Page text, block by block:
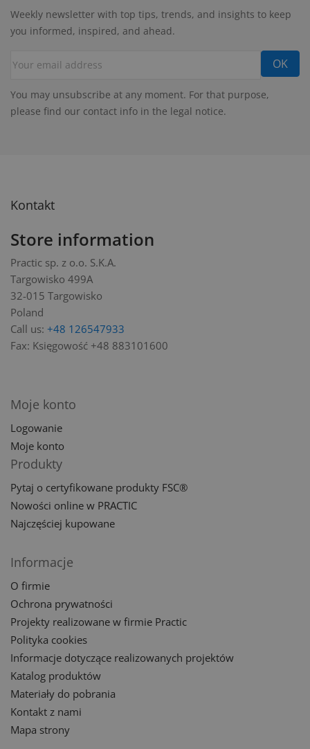
Weekly newsletter with top tips, trends, and insights to keep
you informed, inspired, and ahead.
You may unsubscribe at any moment. For that purpose,
please find our contact info in the legal notice.
Kontakt
Store information
Practic sp. z o.o. S.K.A.
Targowisko 499A
32-015 Targowisko
Poland
Call us: +48 126547933
Fax: Księgowość +48 883101600
Moje konto
Logowanie
Moje konto
Produkty
Pytaj o certyfikowane produkty FSC®
Nowości online w PRACTIC
Najczęściej kupowane
Informacje
O firmie
Ochrona prywatności
Projekty realizowane w firmie Practic
Polityka cookies
Informacje dotyczące realizowanych projektów
Katalog produktów
Materiały do pobrania
Kontakt z nami
Mapa strony